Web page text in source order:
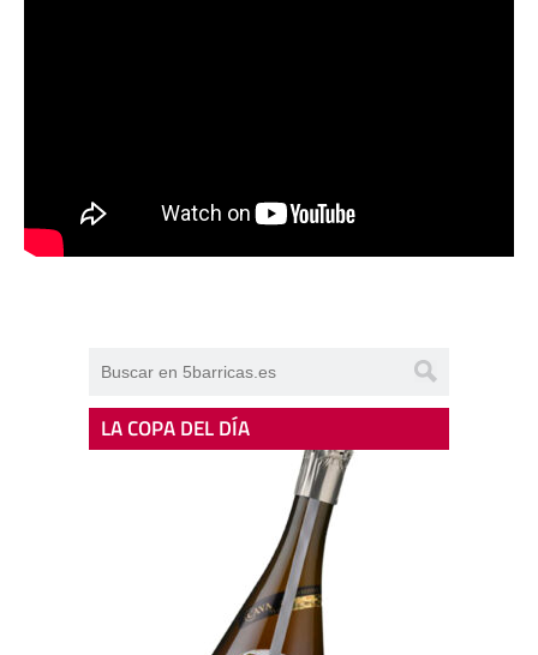
LA COPA DEL DÍA